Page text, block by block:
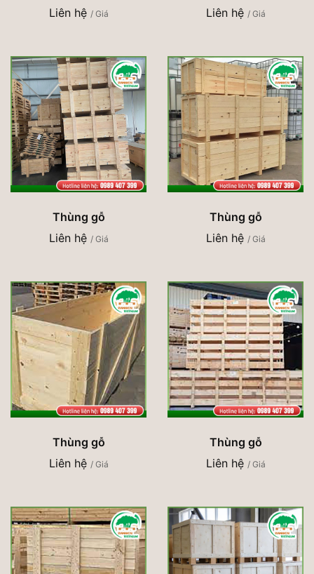
Liên hệ / Giá
Liên hệ / Giá
Thùng gỗ
Liên hệ / Giá
Thùng gỗ
Liên hệ / Giá
Thùng gỗ
Liên hệ / Giá
Thùng gỗ
Liên hệ / Giá